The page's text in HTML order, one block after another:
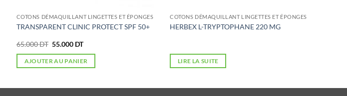
COTONS DÉMAQUILLANT LINGETTES ET ÉPONGES
TRANSPARENT CLINIC PROTECT SPF 50+
65.000DT Le
initial
était :
55.000 DTLe
actuel
est :
AJOUTER AU PANIER
COTONS DÉMAQUILLANT LINGETTES ET ÉPONGES
HERBEX L-TRYPTOPHANE 220 MG
LIRE LA SUITE